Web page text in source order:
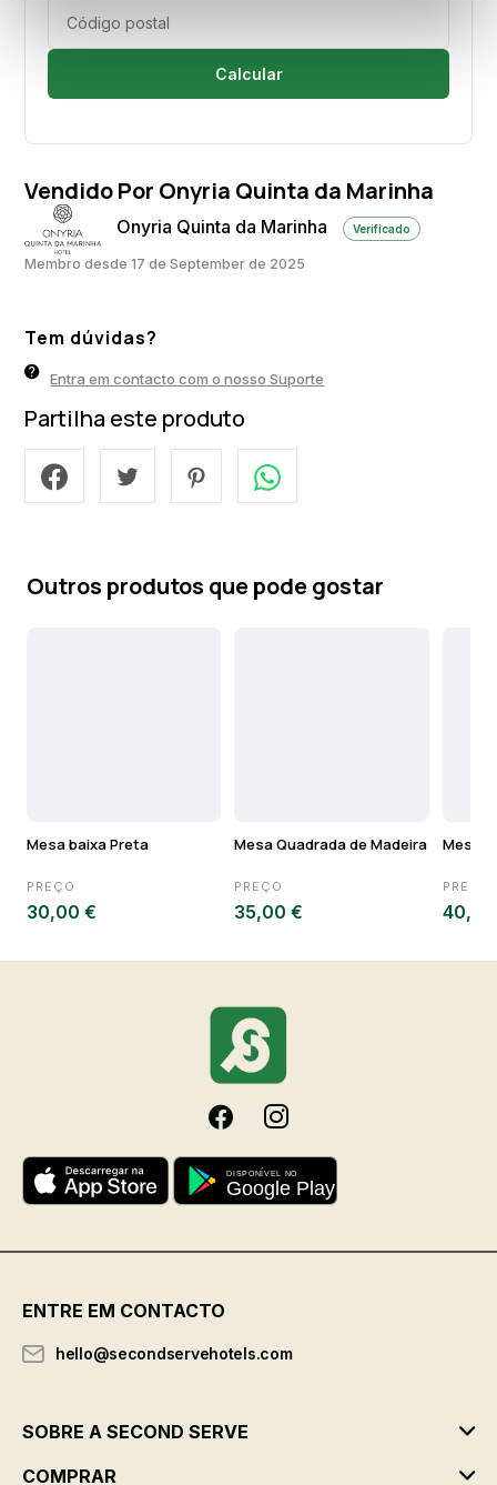
Calcular
Vendido Por Onyria Quinta da Marinha
Onyria Quinta da Marinha Verificado
Membro desde 17 de September de 2025
Tem dúvidas?
Entra em contacto com o nosso Suporte
Partilha este produto
Outros produtos que pode gostar
Mesa baixa Preta
PREÇO
30,00 €
Mesa Quadrada de Madeira
PREÇO
35,00 €
Mesa
PREÇO
ENTRE EM CONTACTO
hello@secondservehotels.com
SOBRE A SECOND SERVE
COMPRAR